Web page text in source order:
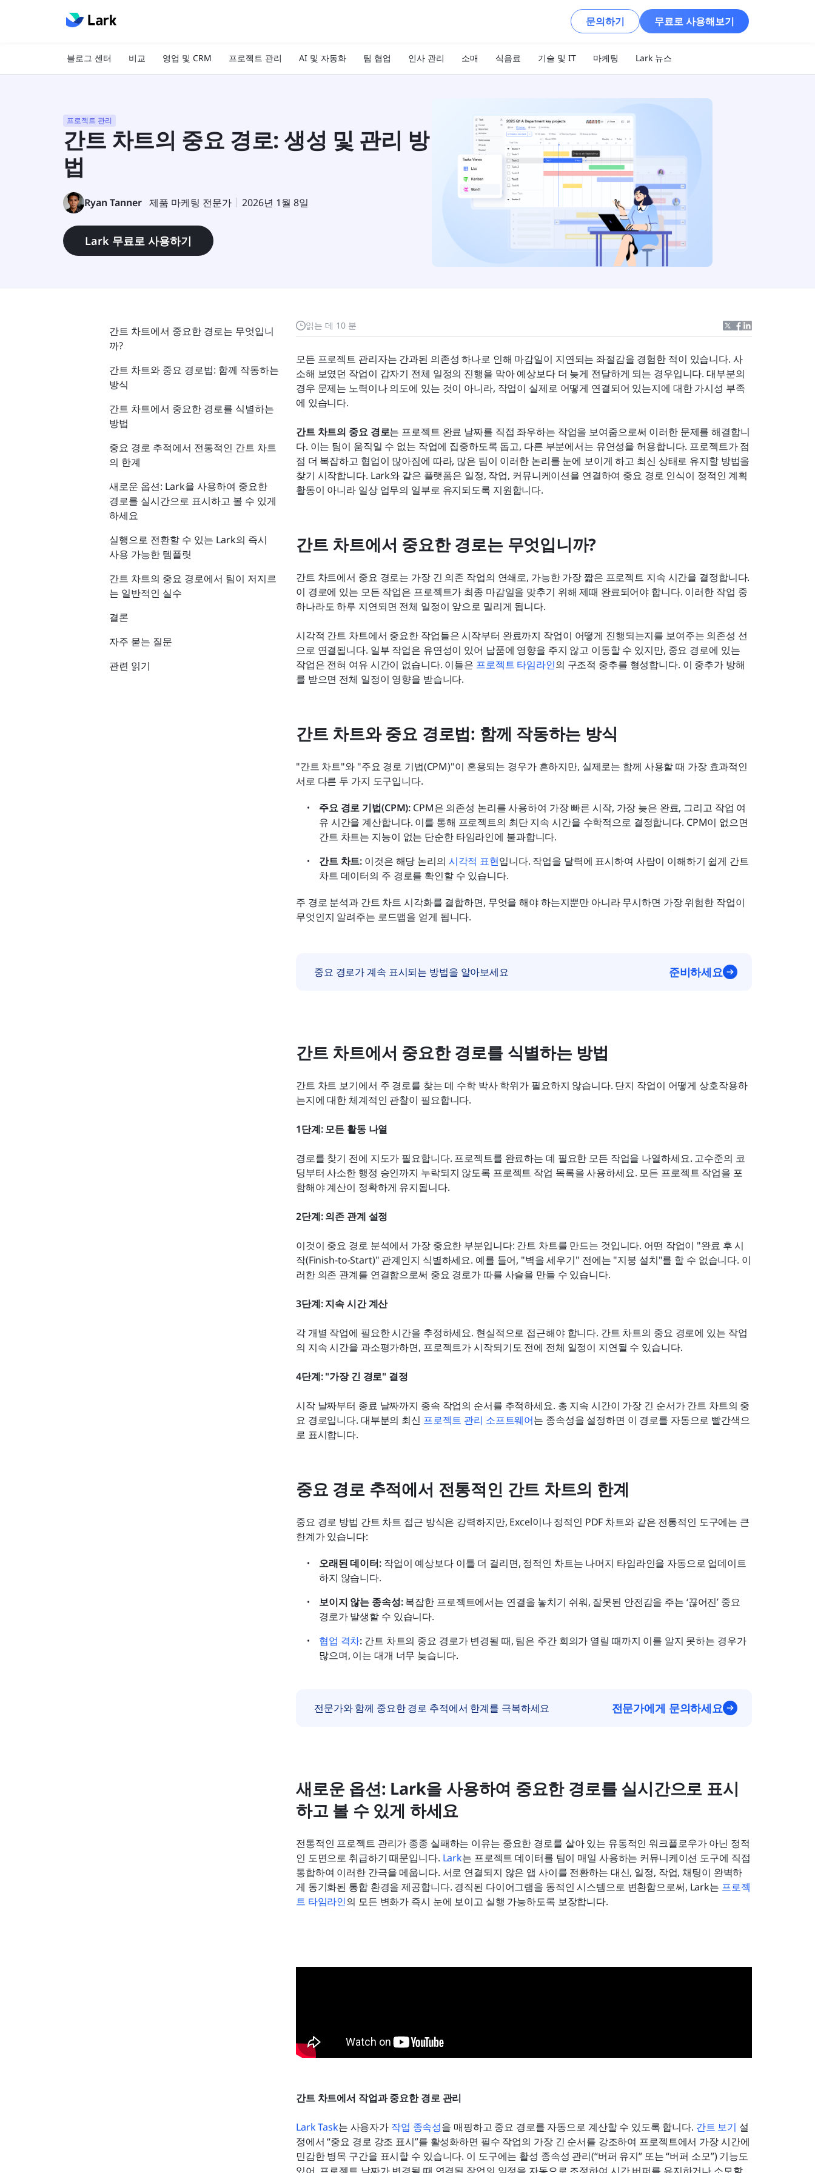
문의하기 무료로 사용해보기
블로그 센터 비교 영업 및 CRM 프로젝트 관리 AI 및 자동화 팀 협업 인사 관리 소매 식음료 기술 및 IT 마케팅 Lark 뉴스
프로젝트 관리
간트 차트의 중요 경로: 생성 및 관리 방
법
Ryan Tanner 제품 마케팅 전문가 2026년 1월 8일
Lark 무료로 사용하기
읽는 데 10 분
모든 프로젝트 관리자는 간과된 의존성 하나로 인해 마감일이 지연되는 좌절감을 경험한 적이 있습니다. 사
소해 보였던 작업이 갑자기 전체 일정의 진행을 막아 예상보다 더 늦게 전달하게 되는 경우입니다. 대부분의
경우 문제는 노력이나 의도에 있는 것이 아니라, 작업이 실제로 어떻게 연결되어 있는지에 대한 가시성 부족
에 있습니다.
간트 차트의 중요 경로는 프로젝트 완료 날짜를 직접 좌우하는 작업을 보여줌으로써 이러한 문제를 해결합니
다. 이는 팀이 움직일 수 없는 작업에 집중하도록 돕고, 다른 부분에서는 유연성을 허용합니다. 프로젝트가 점
점 더 복잡하고 협업이 많아짐에 따라, 많은 팀이 이러한 논리를 눈에 보이게 하고 최신 상태로 유지할 방법을
찾기 시작합니다. Lark와 같은 플랫폼은 일정, 작업, 커뮤니케이션을 연결하여 중요 경로 인식이 정적인 계획
활동이 아니라 일상 업무의 일부로 유지되도록 지원합니다.
간트 차트에서 중요한 경로는 무엇입니까?
간트 차트에서 중요 경로는 가장 긴 의존 작업의 연쇄로, 가능한 가장 짧은 프로젝트 지속 시간을 결정합니다.
이 경로에 있는 모든 작업은 프로젝트가 최종 마감일을 맞추기 위해 제때 완료되어야 합니다. 이러한 작업 중
하나라도 하루 지연되면 전체 일정이 앞으로 밀리게 됩니다.
시각적 간트 차트에서 중요한 작업들은 시작부터 완료까지 작업이 어떻게 진행되는지를 보여주는 의존성 선
으로 연결됩니다. 일부 작업은 유연성이 있어 납품에 영향을 주지 않고 이동할 수 있지만, 중요 경로에 있는
작업은 전혀 여유 시간이 없습니다. 이들은 프로젝트 타임라인의 구조적 중추를 형성합니다. 이 중추가 방해
를 받으면 전체 일정이 영향을 받습니다.
간트 차트와 중요 경로법: 함께 작동하는 방식
"간트 차트"와 "주요 경로 기법(CPM)"이 혼용되는 경우가 흔하지만, 실제로는 함께 사용할 때 가장 효과적인
서로 다른 두 가지 도구입니다.
주요 경로 기법(CPM): CPM은 의존성 논리를 사용하여 가장 빠른 시작, 가장 늦은 완료, 그리고 작업 여
유 시간을 계산합니다. 이를 통해 프로젝트의 최단 지속 시간을 수학적으로 결정합니다. CPM이 없으면
간트 차트는 지능이 없는 단순한 타임라인에 불과합니다.
간트 차트: 이것은 해당 논리의 시각적 표현입니다. 작업을 달력에 표시하여 사람이 이해하기 쉽게 간트
차트 데이터의 주 경로를 확인할 수 있습니다.
주 경로 분석과 간트 차트 시각화를 결합하면, 무엇을 해야 하는지뿐만 아니라 무시하면 가장 위험한 작업이
무엇인지 알려주는 로드맵을 얻게 됩니다.
중요 경로가 계속 표시되는 방법을 알아보세요 준비하세요
간트 차트에서 중요한 경로를 식별하는 방법
간트 차트 보기에서 주 경로를 찾는 데 수학 박사 학위가 필요하지 않습니다. 단지 작업이 어떻게 상호작용하
는지에 대한 체계적인 관찰이 필요합니다.
1단계: 모든 활동 나열
경로를 찾기 전에 지도가 필요합니다. 프로젝트를 완료하는 데 필요한 모든 작업을 나열하세요. 고수준의 코
딩부터 사소한 행정 승인까지 누락되지 않도록 프로젝트 작업 목록을 사용하세요. 모든 프로젝트 작업을 포
함해야 계산이 정확하게 유지됩니다.
2단계: 의존 관계 설정
이것이 중요 경로 분석에서 가장 중요한 부분입니다: 간트 차트를 만드는 것입니다. 어떤 작업이 "완료 후 시
작(Finish-to-Start)" 관계인지 식별하세요. 예를 들어, "벽을 세우기" 전에는 "지붕 설치"를 할 수 없습니다. 이
러한 의존 관계를 연결함으로써 중요 경로가 따를 사슬을 만들 수 있습니다.
3단계: 지속 시간 계산
각 개별 작업에 필요한 시간을 추정하세요. 현실적으로 접근해야 합니다. 간트 차트의 중요 경로에 있는 작업
의 지속 시간을 과소평가하면, 프로젝트가 시작되기도 전에 전체 일정이 지연될 수 있습니다.
4단계: "가장 긴 경로" 결정
시작 날짜부터 종료 날짜까지 종속 작업의 순서를 추적하세요. 총 지속 시간이 가장 긴 순서가 간트 차트의 중
요 경로입니다. 대부분의 최신 프로젝트 관리 소프트웨어는 종속성을 설정하면 이 경로를 자동으로 빨간색으
로 표시합니다.
중요 경로 추적에서 전통적인 간트 차트의 한계
중요 경로 방법 간트 차트 접근 방식은 강력하지만, Excel이나 정적인 PDF 차트와 같은 전통적인 도구에는 큰
한계가 있습니다:
오래된 데이터: 작업이 예상보다 이틀 더 걸리면, 정적인 차트는 나머지 타임라인을 자동으로 업데이트
하지 않습니다.
보이지 않는 종속성: 복잡한 프로젝트에서는 연결을 놓치기 쉬워, 잘못된 안전감을 주는 ‘끊어진’ 중요
경로가 발생할 수 있습니다.
협업 격차: 간트 차트의 중요 경로가 변경될 때, 팀은 주간 회의가 열릴 때까지 이를 알지 못하는 경우가
많으며, 이는 대개 너무 늦습니다.
전문가와 함께 중요한 경로 추적에서 한계를 극복하세요 전문가에게 문의하세요
새로운 옵션: Lark을 사용하여 중요한 경로를 실시간으로 표시
하고 볼 수 있게 하세요
전통적인 프로젝트 관리가 종종 실패하는 이유는 중요한 경로를 살아 있는 유동적인 워크플로우가 아닌 정적
인 도면으로 취급하기 때문입니다. Lark는 프로젝트 데이터를 팀이 매일 사용하는 커뮤니케이션 도구에 직접
통합하여 이러한 간극을 메웁니다. 서로 연결되지 않은 앱 사이를 전환하는 대신, 일정, 작업, 채팅이 완벽하
게 동기화된 통합 환경을 제공합니다. 경직된 다이어그램을 동적인 시스템으로 변환함으로써, Lark는 프로젝
트 타임라인의 모든 변화가 즉시 눈에 보이고 실행 가능하도록 보장합니다.
간트 차트에서 작업과 중요한 경로 관리
Lark Task는 사용자가 작업 종속성을 매핑하고 중요 경로를 자동으로 계산할 수 있도록 합니다. 간트 보기 설
정에서 “중요 경로 강조 표시”를 활성화하면 필수 작업의 가장 긴 순서를 강조하여 프로젝트에서 가장 시간에
민감한 병목 구간을 표시할 수 있습니다. 이 도구에는 활성 종속성 관리(“버퍼 유지” 또는 “버퍼 소모”) 기능도
간트 차트에서 중요한 경로는 무엇입니
까?
간트 차트와 중요 경로법: 함께 작동하는
방식
간트 차트에서 중요한 경로를 식별하는
방법
중요 경로 추적에서 전통적인 간트 차트
의 한계
새로운 옵션: Lark을 사용하여 중요한
경로를 실시간으로 표시하고 볼 수 있게
하세요
실행으로 전환할 수 있는 Lark의 즉시
사용 가능한 템플릿
간트 차트의 중요 경로에서 팀이 저지르
는 일반적인 실수
결론
자주 묻는 질문
관련 읽기